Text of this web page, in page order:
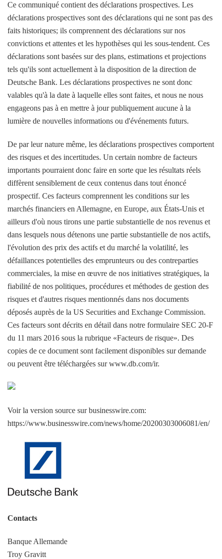
Ce communiqué contient des déclarations prospectives. Les
déclarations prospectives sont des déclarations qui ne sont pas des
faits historiques; ils comprennent des déclarations sur nos
convictions et attentes et les hypothèses qui les sous-tendent. Ces
déclarations sont basées sur des plans, estimations et projections
tels qu'ils sont actuellement à la disposition de la direction de
Deutsche Bank. Les déclarations prospectives ne sont donc
valables qu'à la date à laquelle elles sont faites, et nous ne nous
engageons pas à en mettre à jour publiquement aucune à la
lumière de nouvelles informations ou d'événements futurs.
De par leur nature même, les déclarations prospectives comportent
des risques et des incertitudes. Un certain nombre de facteurs
importants pourraient donc faire en sorte que les résultats réels
diffèrent sensiblement de ceux contenus dans tout énoncé
prospectif. Ces facteurs comprennent les conditions sur les
marchés financiers en Allemagne, en Europe, aux États-Unis et
ailleurs d'où nous tirons une partie substantielle de nos revenus et
dans lesquels nous détenons une partie substantielle de nos actifs,
l'évolution des prix des actifs et du marché la volatilité, les
défaillances potentielles des emprunteurs ou des contreparties
commerciales, la mise en œuvre de nos initiatives stratégiques, la
fiabilité de nos politiques, procédures et méthodes de gestion des
risques et d'autres risques mentionnés dans nos documents
déposés auprès de la US Securities and Exchange Commission.
Ces facteurs sont décrits en détail dans notre formulaire SEC 20-F
du 11 mars 2016 sous la rubrique «Facteurs de risque». Des
copies de ce document sont facilement disponibles sur demande
ou peuvent être téléchargées sur www.db.com/ir.
Voir la version source sur businesswire.com:
https://www.businesswire.com/news/home/20200303006081/en/
Contacts
Banque Allemande
Troy Gravitt